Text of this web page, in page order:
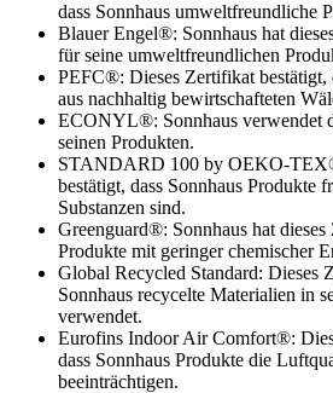
dass Sonnhaus umweltfreundliche
Blauer Engel®: Sonnhaus hat
für seine umweltfreundlichen
PEFC®: Dieses Zertifikat bestätigt,
aus nachhaltig bewirtschafteten
ECONYL®: Sonnhaus verwendet
seinen Produkten.
STANDARD 100 by OEKO-
bestätigt, dass Sonnhaus Produkte
Substanzen sind.
Greenguard®: Sonnhaus hat
Produkte mit geringer chemischer
Global Recycled Standard: Dieses
Sonnhaus recycelte Materialien in
verwendet.
Eurofins Indoor Air Comfort®:
dass Sonnhaus Produkte die
beeinträchtigen.